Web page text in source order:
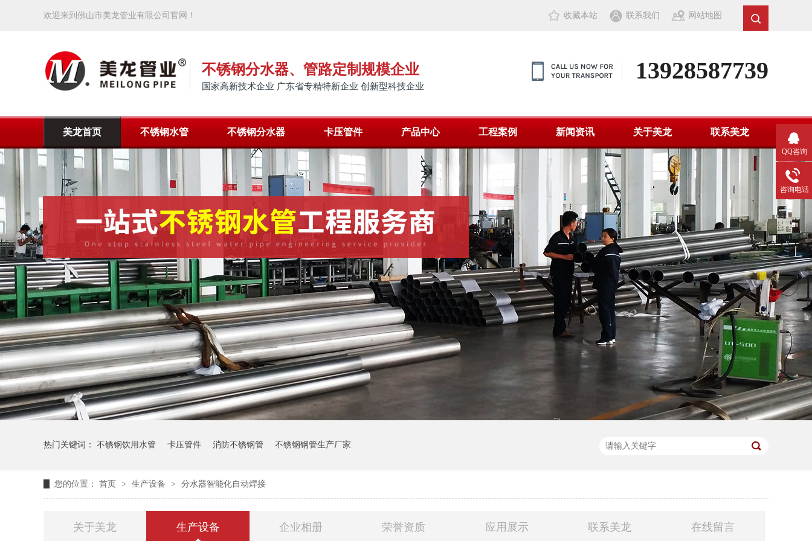
收藏本站 联系我们 网站地图
欢迎来到佛山市美龙管业有限公司官网！
不锈钢分水器、管路定制规模企业
国家高新技术企业 广东省专精特新企业 创新型科技企业
13928587739
美龙首页 不锈钢水管 不锈钢分水器 卡压管件 产品中心 工程案例 新闻资讯 关于美龙 联系美龙
热门关键词： 不锈钢饮用水管 卡压管件 消防不锈钢管 不锈钢钢管生产厂家
您的位置： 首页 > 生产设备 > 分水器智能化自动焊接
关于美龙 生产设备 企业相册 荣誉资质 应用展示 联系美龙 在线留言
QQ咨询
咨询电话